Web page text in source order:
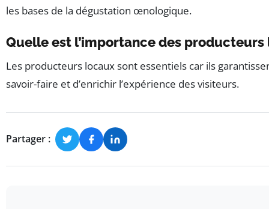
les bases de la dégustation œnologique.
Quelle est l’importance des
Les producteurs locaux sont essentiels car ils
savoir-faire et d’enrichir l’expérience des visiteurs.
Partager :